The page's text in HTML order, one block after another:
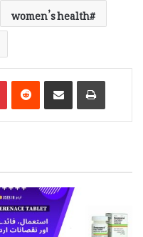
women’s health
PinterestReddit Share via Email Print